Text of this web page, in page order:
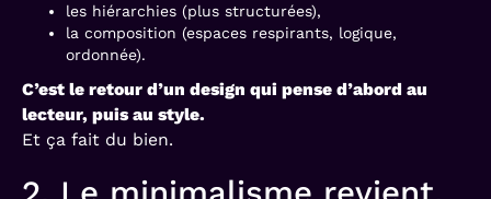
les hiérarchies (plus structurées),
la composition (espaces respirants, logique,
ordonnée).
C’est le retour d’un design qui pense d’abord au
lecteur, puis au style.
Et ça fait du bien.